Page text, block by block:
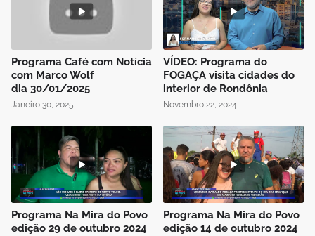
Programa Café com Notícia
com Marco Wolf
dia 30/01/2025
Janeiro 30, 2025
VÍDEO: Programa do
FOGAÇA visita cidades do
interior de Rondônia
Novembro 22, 2024
Programa Na Mira do Povo
edição 29 de outubro 2024
Programa Na Mira do Povo
edição 14 de outubro 2024